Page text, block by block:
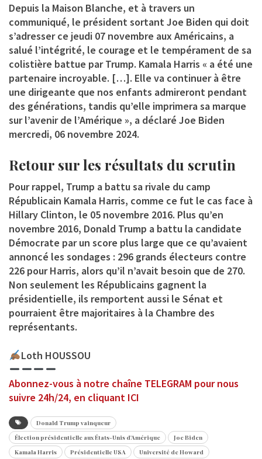
Depuis la Maison Blanche, et à travers un
communiqué, le président sortant Joe Biden qui doit
s’adresser ce jeudi 07 novembre aux Américains, a
salué l’intégrité, le courage et le tempérament de sa
colistière battue par Trump. Kamala Harris « a été une
partenaire incroyable. […]. Elle va continuer à être
une dirigeante que nos enfants admireront pendant
des générations, tandis qu’elle imprimera sa marque
sur l’avenir de l’Amérique », a déclaré Joe Biden
mercredi, 06 novembre 2024.
Retour sur les résultats du scrutin
Pour rappel, Trump a battu sa rivale du camp
Républicain Kamala Harris, comme ce fut le cas face à
Hillary Clinton, le 05 novembre 2016. Plus qu’en
novembre 2016, Donald Trump a battu la candidate
Démocrate par un score plus large que ce qu’avaient
annoncé les sondages : 296 grands électeurs contre
226 pour Harris, alors qu’il n’avait besoin que de 270.
Non seulement les Républicains gagnent la
présidentielle, ils remportent aussi le Sénat et
pourraient être majoritaires à la Chambre des
représentants.
Loth HOUSSOU
Abonnez-vous à notre chaîne TELEGRAM pour nous
suivre 24h/24, en cliquant ICI
Donald Trump vainqueur
Élection présidentielle aux États-Unis d'Amérique
Joe Biden
Kamala Harris
Présidentielle USA Université de Howard